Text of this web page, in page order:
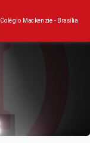
Colégio Mackenzie - Brasília